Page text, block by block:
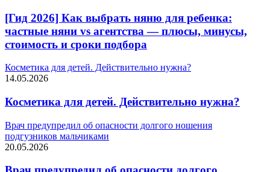
[Гид 2026] Как выбрать няню для ребенка:
частные няни vs агентства — плюсы, минусы,
стоимость и сроки подбора
Косметика для детей. Действительно нужна?
14.05.2026
Косметика для детей. Действительно нужна?
Врач предупредил об опасности долгого ношения
подгузников мальчиками
20.05.2026